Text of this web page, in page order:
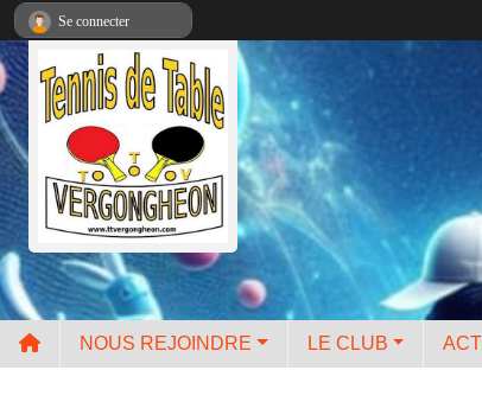
NOUS REJOINDRE LE CLUB
Se connecter
Panneau de gestion des cookies